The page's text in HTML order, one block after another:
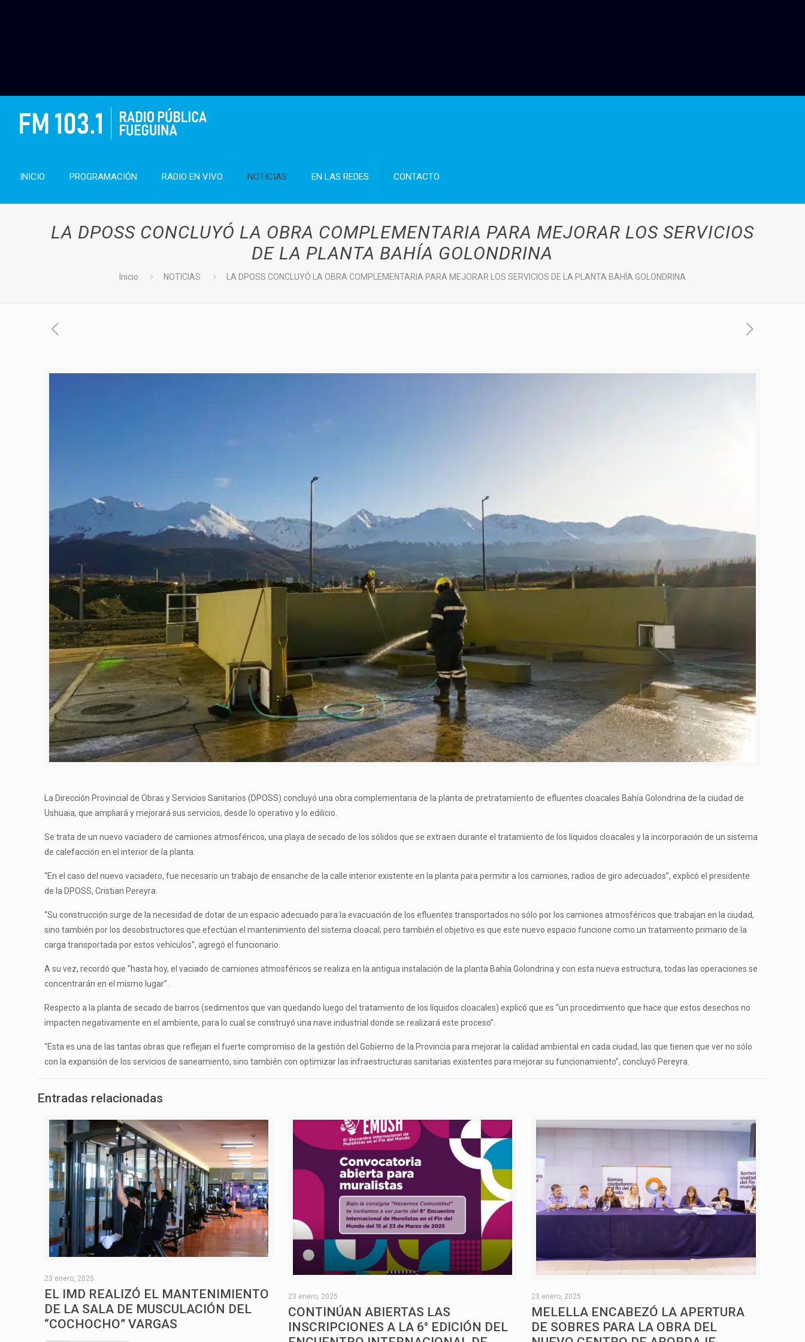
INICIO PROGRAMACIÓN RADIO EN VIVO NOTICIAS EN LAS REDES CONTACTO
LA DPOSS CONCLUYÓ LA OBRA COMPLEMENTARIA PARA MEJORAR LOS SERVICIOS
DE LA PLANTA BAHÍA GOLONDRINA
Inicio NOTICIAS LA DPOSS CONCLUYÓ LA OBRA COMPLEMENTARIA PARA MEJORAR LOS SERVICIOS DE LA PLANTA BAHÍA GOLONDRINA
La Dirección Provincial de Obras y Servicios Sanitarios (DPOSS) concluyó una obra complementaria de la planta de pretratamiento de efluentes cloacales Bahía Golondrina de la ciudad de
Ushuaia, que ampliará y mejorará sus servicios, desde lo operativo y lo edilicio.
Se trata de un nuevo vaciadero de camiones atmosféricos, una playa de secado de los sólidos que se extraen durante el tratamiento de los líquidos cloacales y la incorporación de un sistema
de calefacción en el interior de la planta.
“En el caso del nuevo vaciadero, fue necesario un trabajo de ensanche de la calle interior existente en la planta para permitir a los camiones, radios de giro adecuados”, explicó el presidente
de la DPOSS, Cristian Pereyra.
“Su construcción surge de la necesidad de dotar de un espacio adecuado para la evacuación de los efluentes transportados no sólo por los camiones atmosféricos que trabajan en la ciudad,
sino también por los desobstructores que efectúan el mantenimiento del sistema cloacal; pero también el objetivo es que este nuevo espacio funcione como un tratamiento primario de la
carga transportada por estos vehículos”, agregó el funcionario.
A su vez, recordó que “hasta hoy, el vaciado de camiones atmosféricos se realiza en la antigua instalación de la planta Bahía Golondrina y con esta nueva estructura, todas las operaciones se
concentrarán en el mismo lugar”.
Respecto a la planta de secado de barros (sedimentos que van quedando luego del tratamiento de los líquidos cloacales) explicó que es “un procedimiento que hace que estos desechos no
impacten negativamente en el ambiente, para lo cual se construyó una nave industrial donde se realizará este proceso”.
“Esta es una de las tantas obras que reflejan el fuerte compromiso de la gestión del Gobierno de la Provincia para mejorar la calidad ambiental en cada ciudad, las que tienen que ver no sólo
con la expansión de los servicios de saneamiento, sino también con optimizar las infraestructuras sanitarias existentes para mejorar su funcionamiento”, concluyó Pereyra.
Entradas relacionadas
23 enero, 2025
EL IMD REALIZÓ EL MANTENIMIENTO
DE LA SALA DE MUSCULACIÓN DEL
“COCHOCHO” VARGAS
23 enero, 2025
CONTINÚAN ABIERTAS LAS
INSCRIPCIONES A LA 6° EDICIÓN DEL
23 enero, 2025
MELELLA ENCABEZÓ LA APERTURA
DE SOBRES PARA LA OBRA DEL